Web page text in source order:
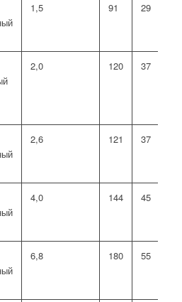
1,5 91 29
2,0 120 37
2,6 121 37
4,0 144 45
6,8 180 55